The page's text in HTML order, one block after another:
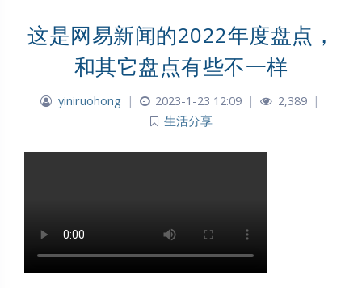
这是网易新闻的2022年度盘点，
和其它盘点有些不一样
yiniruohong | 2023-1-23 12:09 | 2,389
|
生活分享